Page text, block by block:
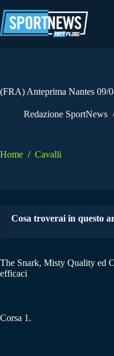
al
contenuto
(FRA) Anteprima Nantes 09/
Redazione SportNews
Home / Cavalli
Cosa troverai in questo
The Snark, Misty Quality ed
efficaci
Corsa 1.